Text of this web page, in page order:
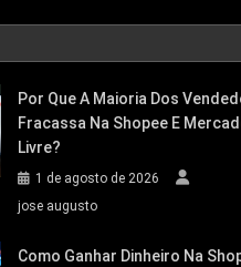
Por Que A Maioria Dos
Fracassa Na Shopee E
Livre?
1 de agosto de 2026
jose augusto
Como Ganhar Dinheiro Na